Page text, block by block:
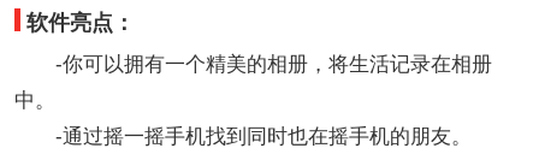
软件亮点：
-你可以拥有一个精美的相册，将生活记录在相册
中。
-通过摇一摇手机找到同时也在摇手机的朋友。